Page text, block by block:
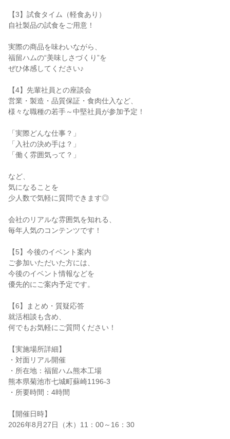
【3】試食タイム（軽食あり）
自社製品の試食をご用意！
実際の商品を味わいながら、
福留ハムの“美味しさづくり”を
ぜひ体感してください♪
【4】先輩社員との座談会
営業・製造・品質保証・食肉仕入など、
様々な職種の若手～中堅社員が参加予定！
「実際どんな仕事？」
「入社の決め手は？」
「働く雰囲気って？」
など、
気になることを
少人数で気軽に質問できます◎
会社のリアルな雰囲気を知れる、
毎年人気のコンテンツです！
【5】今後のイベント案内
ご参加いただいた方には、
今後のイベント情報などを
優先的にご案内予定です。
【6】まとめ・質疑応答
就活相談も含め、
何でもお気軽にご質問ください！
【実施場所詳細】
・対面リアル開催
・所在地：福留ハム熊本工場
熊本県菊池市七城町蘇崎1196-3
・所要時間：4時間
【開催日時】
2026年8月27日（木）11：00～16：30